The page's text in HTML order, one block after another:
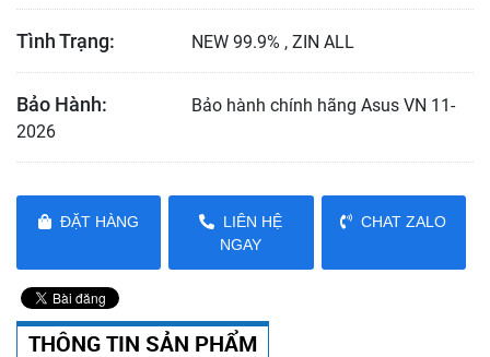
Tình Trạng: NEW 99.9% , ZIN ALL
Bảo Hành:
Bảo hành chính hãng Asus VN 11-
2026
ĐẶT HÀNG
LIÊN HỆ
NGAY
CHAT ZALO
THÔNG TIN SẢN PHẨM